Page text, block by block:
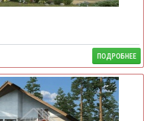
ПОДРОБНЕЕ